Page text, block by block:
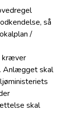
så
/
kræver
Anlægget skal
skal